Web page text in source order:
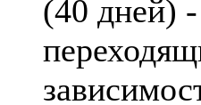
(40 дней) -